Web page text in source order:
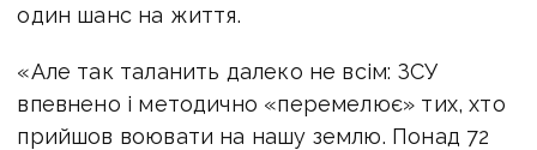
один шанс на життя.
«Але так таланить далеко не всім: ЗСУ
впевнено і методично «перемелює» тих, хто
прийшов воювати на нашу землю. Понад 72